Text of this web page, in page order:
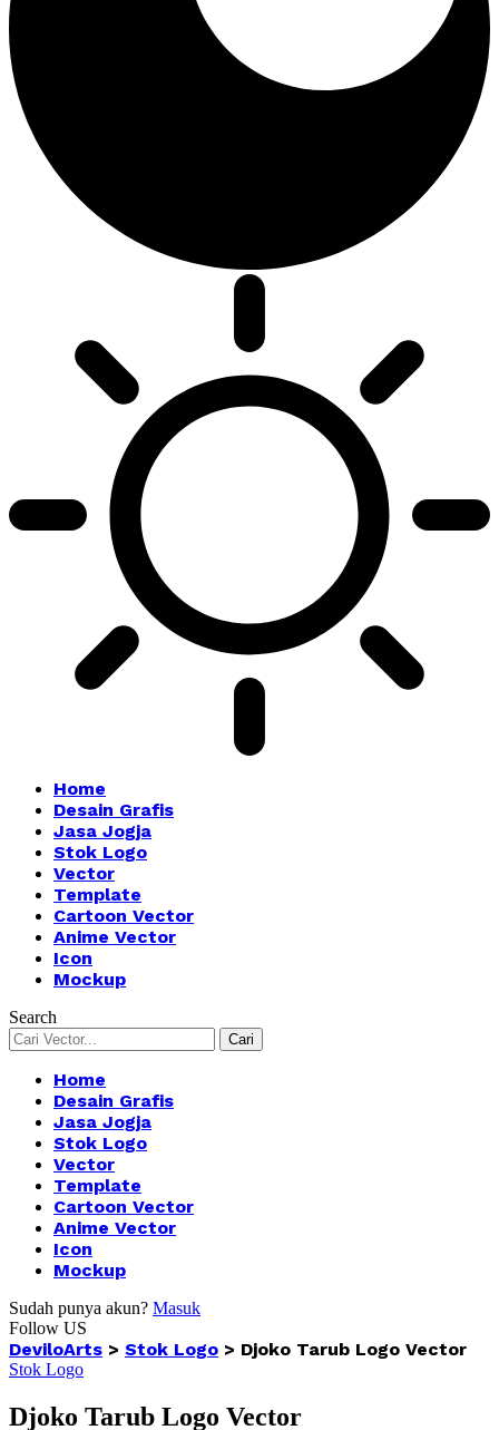
Home
Desain Grafis
Jasa Jogja
Stok Logo
Vector
Template
Cartoon Vector
Anime Vector
Icon
Mockup
Search
Home
Desain Grafis
Jasa Jogja
Stok Logo
Vector
Template
Cartoon Vector
Anime Vector
Icon
Mockup
Sudah punya akun? Masuk
Follow US
DeviloArts > Stok Logo > Djoko Tarub Logo Vector
Stok Logo
Djoko Tarub Logo Vector